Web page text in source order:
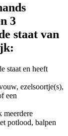
3
staat van
staat en heeft
ezelsoortje(s),
een
meerdere
potlood, balpen